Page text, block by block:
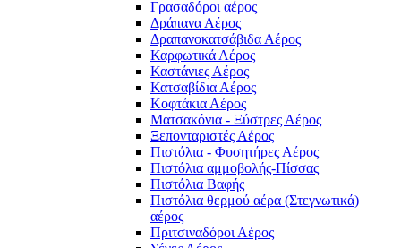
Γρασαδόροι αέρος
Δράπανα Αέρος
Δραπανοκατσάβιδα Αέρος
Καρφωτικά Αέρος
Καστάνιες Αέρος
Κατσαβίδια Αέρος
Κοφτάκια Αέρος
Ματσακόνια - Ξύστρες Αέρος
Ξεπονταριστές Αέρος
Πιστόλια - Φυσητήρες Αέρος
Πιστόλια αμμοβολής-Πίσσας
Πιστόλια Βαφής
Πιστόλια θερμού αέρα (Στεγνωτικά)
αέρος
Πριτσιναδόροι Αέρος